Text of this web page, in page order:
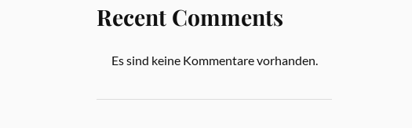
Recent Comments
Es sind keine Kommentare vorhanden.